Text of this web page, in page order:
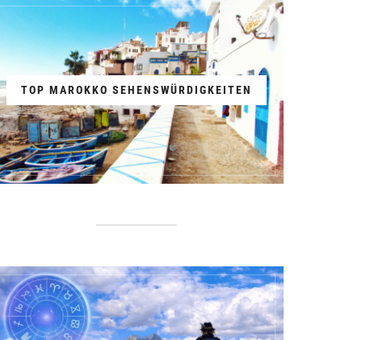
TOP MAROKKO SEHENSWÜRDIGKEITEN